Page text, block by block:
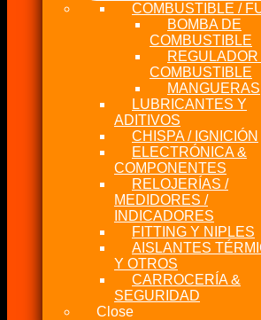
COMBUSTIBLE /
BOMBA DE
COMBUSTIBLE
REGULADOR
COMBUSTIBLE
MANGUERAS
LUBRICANTES Y
ADITIVOS
CHISPA / IGNICIÓN
ELECTRÓNICA &
COMPONENTES
RELOJERÍAS /
MEDIDORES /
INDICADORES
FITTING Y NIPLES
AISLANTES
Y OTROS
CARROCERÍA &
SEGURIDAD
Close